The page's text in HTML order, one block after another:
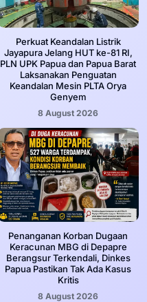
Perkuat Keandalan Listrik
Jayapura Jelang HUT ke-81 RI,
PLN UPK Papua dan Papua Barat
Laksanakan Penguatan
Keandalan Mesin PLTA Orya
Genyem
8 August 2026
Penanganan Korban Dugaan
Keracunan MBG di Depapre
Berangsur Terkendali, Dinkes
Papua Pastikan Tak Ada Kasus
Kritis
8 August 2026